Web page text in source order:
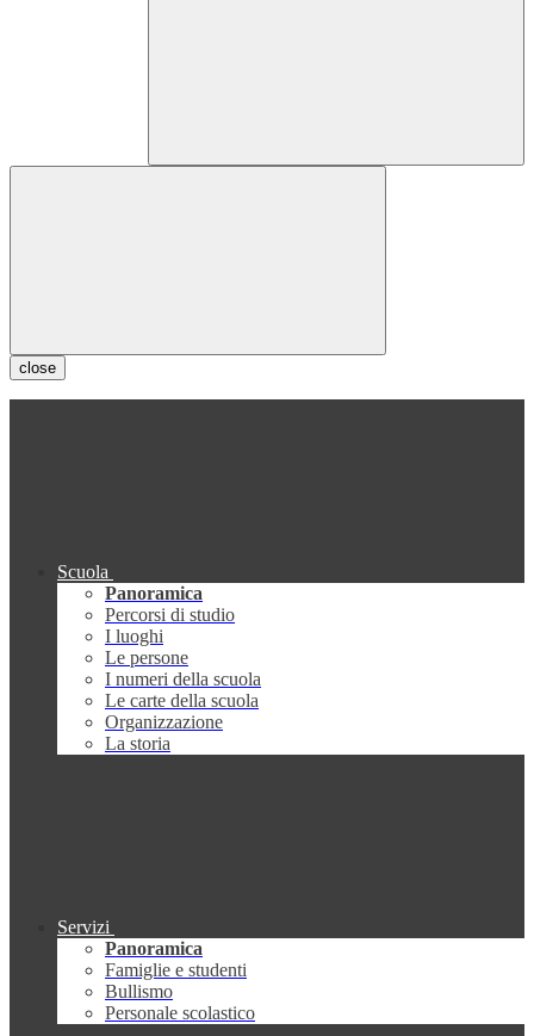
close
Scuola
Panoramica
Percorsi di studio
I luoghi
Le persone
I numeri della scuola
Le carte della scuola
Organizzazione
La storia
Servizi
Panoramica
Famiglie e studenti
Bullismo
Personale scolastico